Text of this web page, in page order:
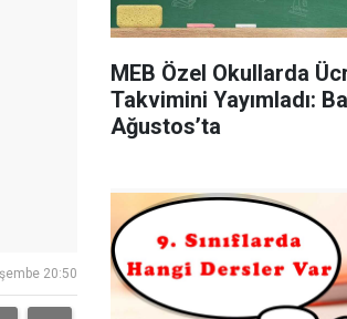
20:50
MEB Özel Okullarda
Takvimini Yayımladı:
Ağustos’ta